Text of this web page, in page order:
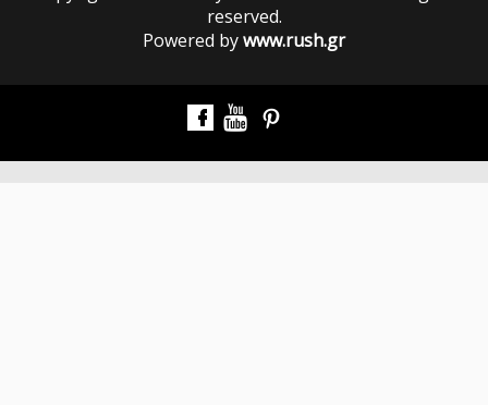
reserved.
Powered bywww.rush.gr